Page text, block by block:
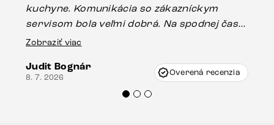
kuchyne. Komunikácia so zákazníckym
servisom bola veľmi dobrá. Na spodnej časti
stola bolo malé poškodenie, pravdepodobne
Vincze pri riešení mojej záležitosti pristúpili
veľmi korektne. Odporúčam produkty Delife
Zobraziť viac
Judit Bognár
8. 7. 2026 Overená recenzia